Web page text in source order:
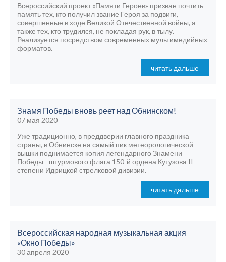
Всероссийский проект «Памяти Героев» призван почтить
память тех, кто получил звание Героя за подвиги,
совершенные в ходе Великой Отечественной войны, а
также тех, кто трудился, не покладая рук, в тылу.
Реализуется посредством современных мультимедийных
форматов.
читать дальше
Знамя Победы вновь реет над Обнинском!
07 мая 2020
Уже традиционно, в преддверии главного праздника
страны, в Обнинске на самый пик метеорологической
вышки поднимается копия легендарного Знамени
Победы - штурмового флага 150-й ордена Кутузова II
степени Идрицкой стрелковой дивизии.
читать дальше
Всероссийская народная музыкальная акция
«Окно Победы»
30 апреля 2020